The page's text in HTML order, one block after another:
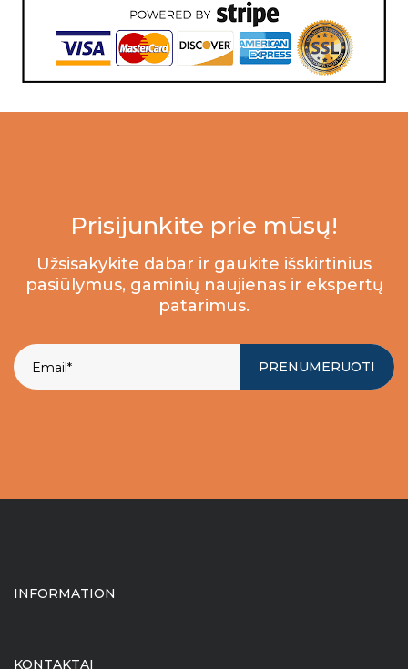
Prisijunkite prie mūsų!
Užsisakykite dabar ir gaukite išskirtinius
pasiūlymus, gaminių naujienas ir ekspertų
patarimus.
PRENUMERUOTI
INFORMATION
KONTAKTAI